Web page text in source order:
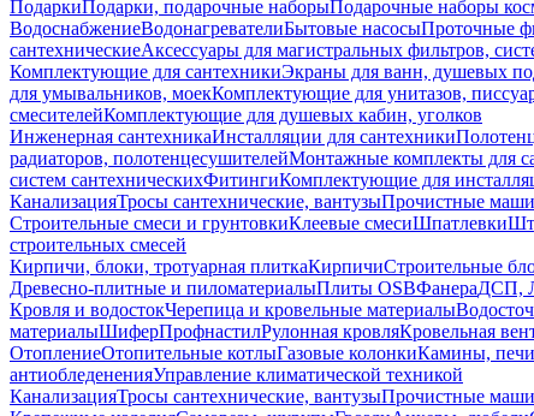
ПодаркиПодарки, подарочные наборыПодарочные наборы
ВодоснабжениеВодонагревателиБытовые насосыПроточные
сантехническиеАксессуары для магистральных фильтров,
Комплектующие для сантехникиЭкраны для ванн, душевых
для умывальников, моекКомплектующие для унитазов,
смесителейКомплектующие для душевых кабин, уголков
Инженерная сантехникаИнсталляции для сантехники
радиаторов, полотенцесушителейМонтажные комплекты для
систем сантехническихФитингиКомплектующие для
КанализацияТросы сантехнические, вантузыПрочистные
Строительные смеси и грунтовкиКлеевые смесиШпатлевки
строительных смесей
Кирпичи, блоки, тротуарная плиткаКирпичиСтроительные
Древесно-плитные и пиломатериалыПлиты OSBФанераДСП,
Кровля и водостокЧерепица и кровельные материалы
материалыШиферПрофнастилРулонная кровляКровельная
ОтоплениеОтопительные котлыГазовые колонкиКамины,
антиобледененияУправление климатической техникой
КанализацияТросы сантехнические, вантузыПрочистные